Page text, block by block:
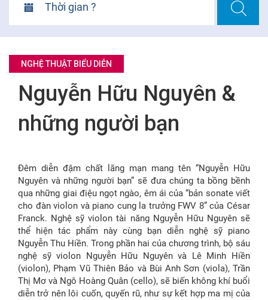
GIỎ HÀNG ĐĂNG NHẬP
FR
Thời gian ?
NGHỆ THUẬT BIỂU DIỄN
Nguyễn Hữu Nguyên &
những người bạn
Đêm diễn đậm chất lãng mạn mang tên “Nguyễn Hữu
Nguyên và những người bạn” sẽ đưa chúng ta bồng bềnh
qua những giai điệu ngọt ngào, êm ái của “bản sonate viết
cho đàn violon và piano cung la trưởng FWV 8” của César
Franck. Nghệ sỹ violon tài năng Nguyễn Hữu Nguyên sẽ
thể hiện tác phẩm này cùng bạn diễn nghệ sỹ piano
Nguyễn Thu Hiền. Trong phần hai của chương trình, bộ sáu
nghệ sỹ violon Nguyễn Hữu Nguyên và Lê Minh Hiền
(violon), Phạm Vũ Thiên Bảo và Bùi Anh Sơn (viola), Trần
Thị Mơ và Ngô Hoàng Quân (cello), sẽ biến không khí buổi
diễn trở nên lôi cuốn, quyến rũ, như sự kết hợp ma mị của